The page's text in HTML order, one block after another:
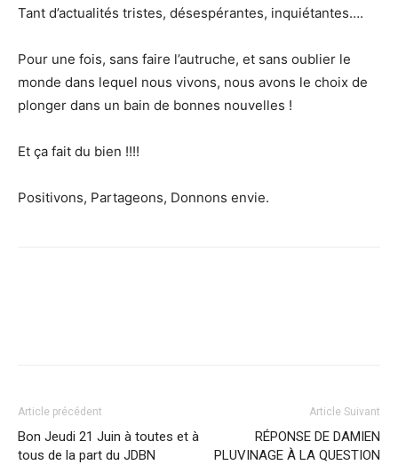
Tant d’actualités tristes, désespérantes, inquiétantes….
Pour une fois, sans faire l’autruche, et sans oublier le
monde dans lequel nous vivons, nous avons le choix de
plonger dans un bain de bonnes nouvelles !
Et ça fait du bien !!!!
Positivons, Partageons, Donnons envie.
Article précédent
Bon Jeudi 21 Juin à toutes et à
tous de la part du JDBN
Article Suivant
RÉPONSE DE DAMIEN
PLUVINAGE À LA QUESTION